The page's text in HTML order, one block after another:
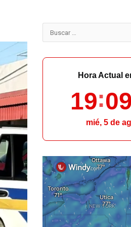
Buscar:
Hora Actual
19 09
mié, 5 de